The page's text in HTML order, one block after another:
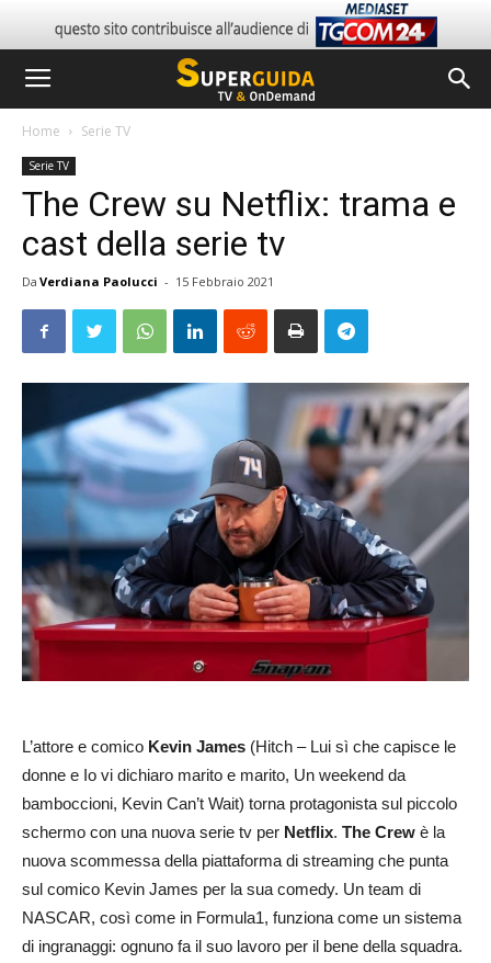
Home Serie TV
Serie TV
The Crew su Netflix: trama e
cast della serie tv
Da Verdiana Paolucci - 15 Febbraio 2021
L’attore e comico Kevin James (Hitch – Lui sì che capisce le
donne e Io vi dichiaro marito e marito, Un weekend da
bamboccioni, Kevin Can’t Wait) torna protagonista sul piccolo
schermo con una nuova serie tv per Netflix. The Crew è la
nuova scommessa della piattaforma di streaming che punta
sul comico Kevin James per la sua comedy. Un team di
NASCAR, così come in Formula1, funziona come un sistema
di ingranaggi: ognuno fa il suo lavoro per il bene della squadra.